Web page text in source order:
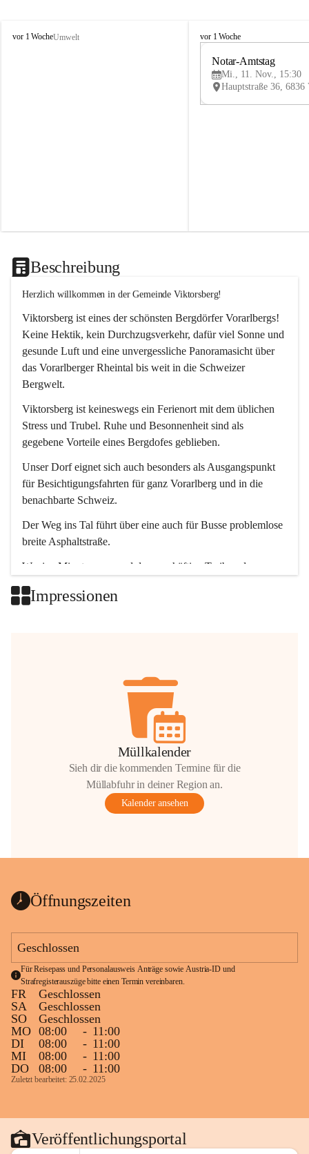
V
vor 1 WocheUmwelt
V
vor 1 Woche
Notar-Amtstag
Mi., 11. Nov., 15:30
Beschreibung
Herzlich willkommen in der Gemeinde Viktorsberg!
Viktorsberg ist eines der schönsten Bergdörfer Vorarlbergs!
Keine Hektik, kein Durchzugsverkehr, dafür viel Sonne und
gesunde Luft und eine unvergessliche Panoramasicht über
das Vorarlberger Rheintal bis weit in die Schweizer
Bergwelt.
Viktorsberg ist keineswegs ein Ferienort mit dem üblichen
Stress und Trubel. Ruhe und Besonnenheit sind als
gegebene Vorteile eines Bergdofes geblieben.
Unser Dorf eignet sich auch besonders als Ausgangspunkt
für Besichtigungsfahrten für ganz Vorarlberg und in die
benachbarte Schweiz.
Der Weg ins Tal führt über eine auch für Busse problemlose
breite Asphaltstraße.
Wenige Minuten nur, und das geschäftige Treiben der
Impressionen
Müllkalender
Sieh dir die kommenden Termine für die
Müllabfuhr in deiner Region an.
Kalender ansehen
Öffnungszeiten
Geschlossen
Für Reisepass und Personalausweis Anträge sowie Austria-ID und
Strafregisterauszüge bitte einen Termin vereinbaren.
FR
Geschlossen
SA
Geschlossen
SO
Geschlossen
MO 08:00 - 11:00
DI
08:00 - 11:00
MI
08:00 - 11:00
DO
08:00 - 11:00
Zuletzt bearbeitet: 25.02.2025
Veröffentlichungsportal